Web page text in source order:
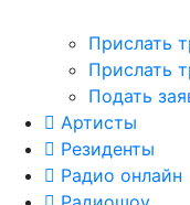
Прислать
Прислать
Подать
Артисты
Резиденты
Радио онлайн